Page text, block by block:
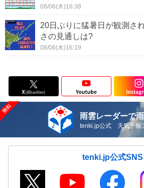
08/06(木)16:38
20日ぶりに猛暑日が観測さ
さの見通しは?
08/06(木)16:19
雨雲レーダーで雨
tenki.jp公式 天気予報
tenki.jp公式SNS